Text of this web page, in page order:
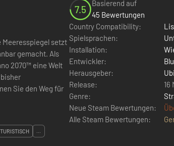
Meeresspiegel setzt
gemacht. Als
2070™ eine Welt
Sie den Weg für
7.5
Basierend auf
45 Bewertungen
Country Compatibility:
Spielsprachen:
Installation:
Entwickler:
Herausgeber:
Release:
16
Genre:
Neue Steam Bewertungen:
Alle Steam Bewertungen:
...